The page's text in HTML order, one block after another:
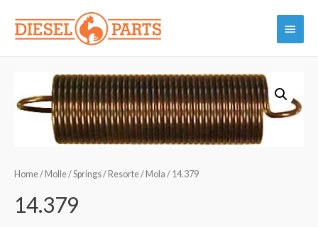
contenuto
Menu
Home/ Molle / Springs / Resorte / Mola / 14.379
14.379